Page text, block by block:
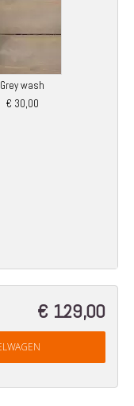
Grey wash
€ 30,00
€ 129,00